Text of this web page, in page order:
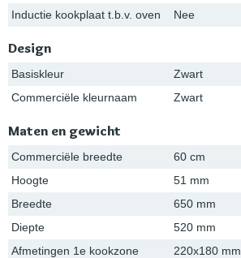
Inductie kookplaat t.b.v. oven Nee
Design
Basiskleur
Zwart
Commerciële kleurnaam
Zwart
Maten en gewicht
Commerciële breedte
60 cm
Hoogte
51 mm
Breedte
650 mm
Diepte
520 mm
Afmetingen 1e kookzone
220x180 mm